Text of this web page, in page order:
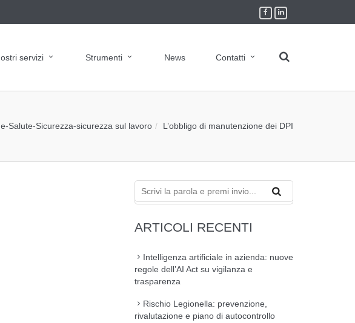
servizi Strumenti News Contatti
-Salute-Sicurezza-sicurezza sul lavoro L’obbligo di manutenzione dei DPI
ARTICOLI RECENTI
Intelligenza artificiale in azienda: nuove
regole dell’AI Act su vigilanza e
trasparenza
Rischio Legionella: prevenzione,
rivalutazione e piano di autocontrollo